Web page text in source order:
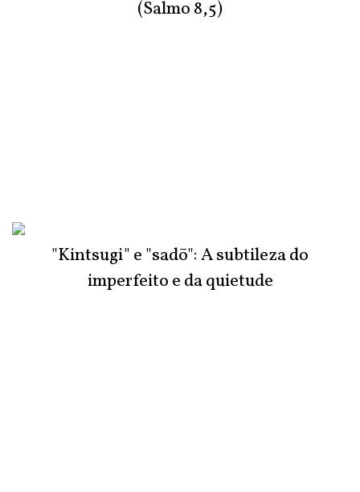
(Salmo 8,5)
"Kintsugi" e "sadō": A subtileza do
imperfeito e da quietude